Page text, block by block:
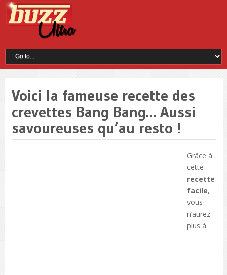
Voici la fameuse recette des
crevettes Bang Bang… Aussi
savoureuses qu’au resto !
Grâce à
cette
recette
facile,
vous
n’aurez
plus à